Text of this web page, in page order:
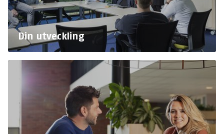
Din utveckling